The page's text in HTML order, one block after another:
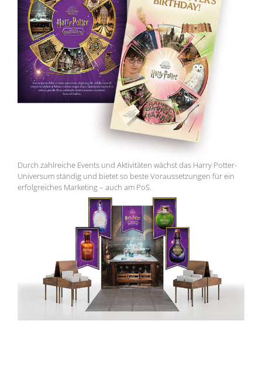
Durch zahlreiche Events und Aktivitäten wächst das Harry Potter-
Universum ständig und bietet so beste Voraussetzungen für ein
erfolgreiches Marketing – auch am PoS.